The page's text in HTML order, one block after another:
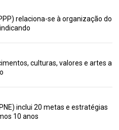
relaciona-se à organização do
culturas, valores e artes a
inclui 20 metas e estratégias
10 anos